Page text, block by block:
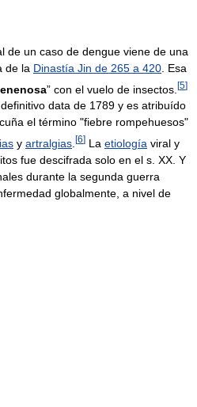
de un caso de dengue viene de una
de la Dinastía Jin de 265 a 420 . Esa
” con el vuelo de insectos. [5]
data de 1789 y es atribuído
el término "fiebre rompehuesos"
y artralgias [6] La etiología viral y
fue descifrada solo en el s. XX. Y
durante la segunda guerra
globalmente, a nivel de